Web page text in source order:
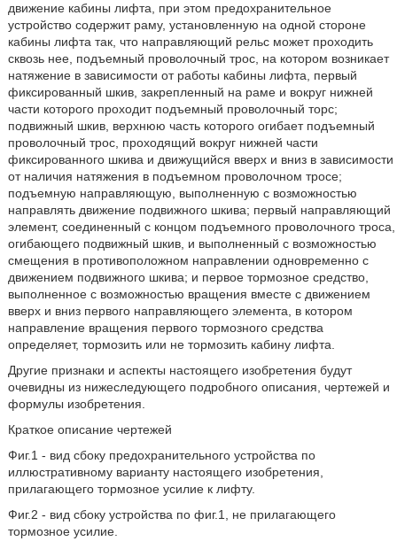
движение кабины лифта, при этом предохранительное
устройство содержит раму, установленную на одной стороне
кабины лифта так, что направляющий рельс может проходить
сквозь нее, подъемный проволочный трос, на котором возникает
натяжение в зависимости от работы кабины лифта, первый
фиксированный шкив, закрепленный на раме и вокруг нижней
части которого проходит подъемный проволочный торс;
подвижный шкив, верхнюю часть которого огибает подъемный
проволочный трос, проходящий вокруг нижней части
фиксированного шкива и движущийся вверх и вниз в зависимости
от наличия натяжения в подъемном проволочном тросе;
подъемную направляющую, выполненную с возможностью
направлять движение подвижного шкива; первый направляющий
элемент, соединенный с концом подъемного проволочного троса,
огибающего подвижный шкив, и выполненный с возможностью
смещения в противоположном направлении одновременно с
движением подвижного шкива; и первое тормозное средство,
выполненное с возможностью вращения вместе с движением
вверх и вниз первого направляющего элемента, в котором
направление вращения первого тормозного средства
определяет, тормозить или не тормозить кабину лифта.
Другие признаки и аспекты настоящего изобретения будут
очевидны из нижеследующего подробного описания, чертежей и
формулы изобретения.
Краткое описание чертежей
Фиг.1 - вид сбоку предохранительного устройства по
иллюстративному варианту настоящего изобретения,
прилагающего тормозное усилие к лифту.
Фиг.2 - вид сбоку устройства по фиг.1, не прилагающего
тормозное усилие.